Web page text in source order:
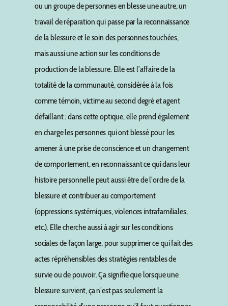
ou un groupe de personnes en blesse une autre, un
travail de réparation qui passe par la reconnaissance
de la blessure et le soin des personnes touchées,
mais aussi une action sur les conditions de
production de la blessure. Elle est l’affaire de la
totalité de la communauté, considérée à la fois
comme témoin, victime au second degré et agent
défaillant : dans cette optique, elle prend également
en charge les personnes qui ont blessé pour les
amener à une prise de conscience et un changement
de comportement, en reconnaissant ce qui dans leur
histoire personnelle peut aussi être de l’ordre de la
blessure et contribuer au comportement
(oppressions systémiques, violences intrafamiliales,
etc.). Elle cherche aussi à agir sur les conditions
sociales de façon large, pour supprimer ce qui fait des
actes répréhensibles des stratégies rentables de
survie ou de pouvoir. Ça signifie que lorsque une
blessure survient, ça n’est pas seulement la